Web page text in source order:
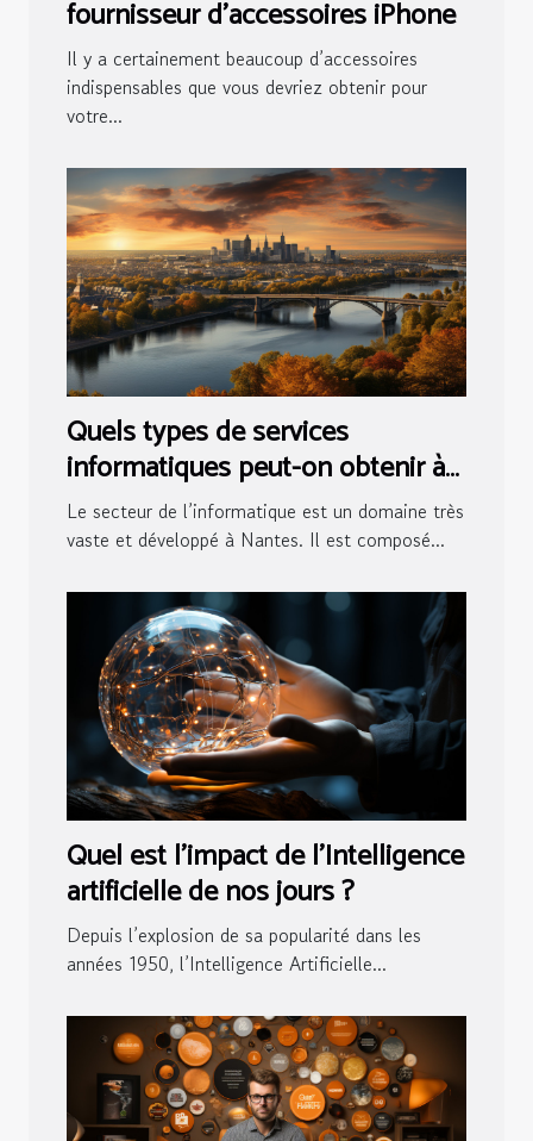
fournisseur d’accessoires iPhone
Il y a certainement beaucoup d’accessoires
indispensables que vous devriez obtenir pour
votre...
Quels types de services
informatiques peut-on obtenir à
Nantes ?
Le secteur de l’informatique est un domaine très
vaste et développé à Nantes. Il est composé...
Quel est l’impact de l’Intelligence
artificielle de nos jours ?
Depuis l’explosion de sa popularité dans les
années 1950, l’Intelligence Artificielle...